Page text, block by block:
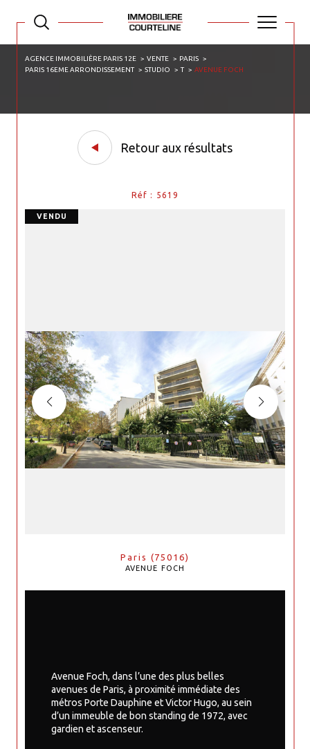
AGENCE IMMOBILIÈRE PARIS 12E VENTE
PARIS
PARIS 16EME ARRONDISSEMENT
STUDIO T AVENUE FOCH
Retour aux résultats
Réf : 5619
VENDU
Paris (75016)
AVENUE FOCH
Avenue Foch, dans l’une des plus belles
avenues de Paris, à proximité immédiate des
métros Porte Dauphine et Victor Hugo, au sein
d’un immeuble de bon standing de 1972, avec
gardien et ascenseur.